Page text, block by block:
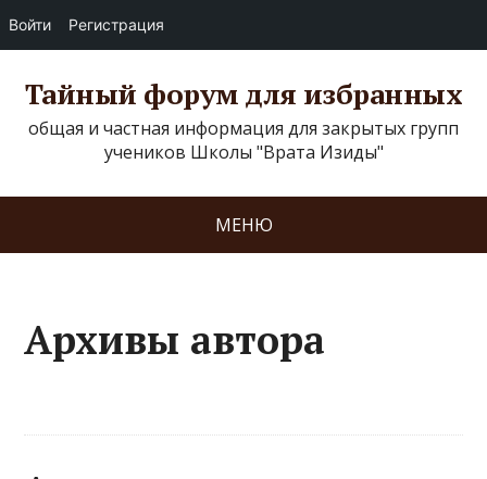
Войти Регистрация
Тайный форум для избранных
общая и частная информация для закрытых групп
учеников Школы "Врата Изиды"
МЕНЮ
Архивы автора